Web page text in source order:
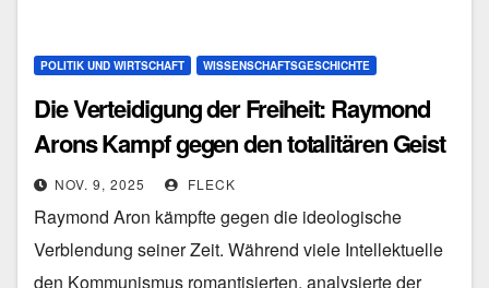
POLITIK UND WIRTSCHAFT WISSENSCHAFTSGESCHICHTE
Die Verteidigung der Freiheit: Raymond
Arons Kampf gegen den totalitären Geist
NOV. 9, 2025 FLECK
Raymond Aron kämpfte gegen die ideologische
Verblendung seiner Zeit. Während viele Intellektuelle
den Kommunismus romantisierten, analysierte der